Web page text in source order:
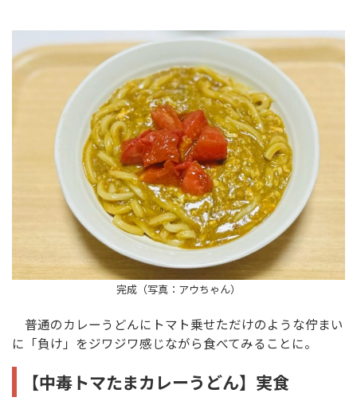
完成（写真：アウちゃん）
普通のカレーうどんにトマト乗せただけのような佇まい
に「負け」をジワジワ感じながら食べてみることに。
【中毒トマたまカレーうどん】実食